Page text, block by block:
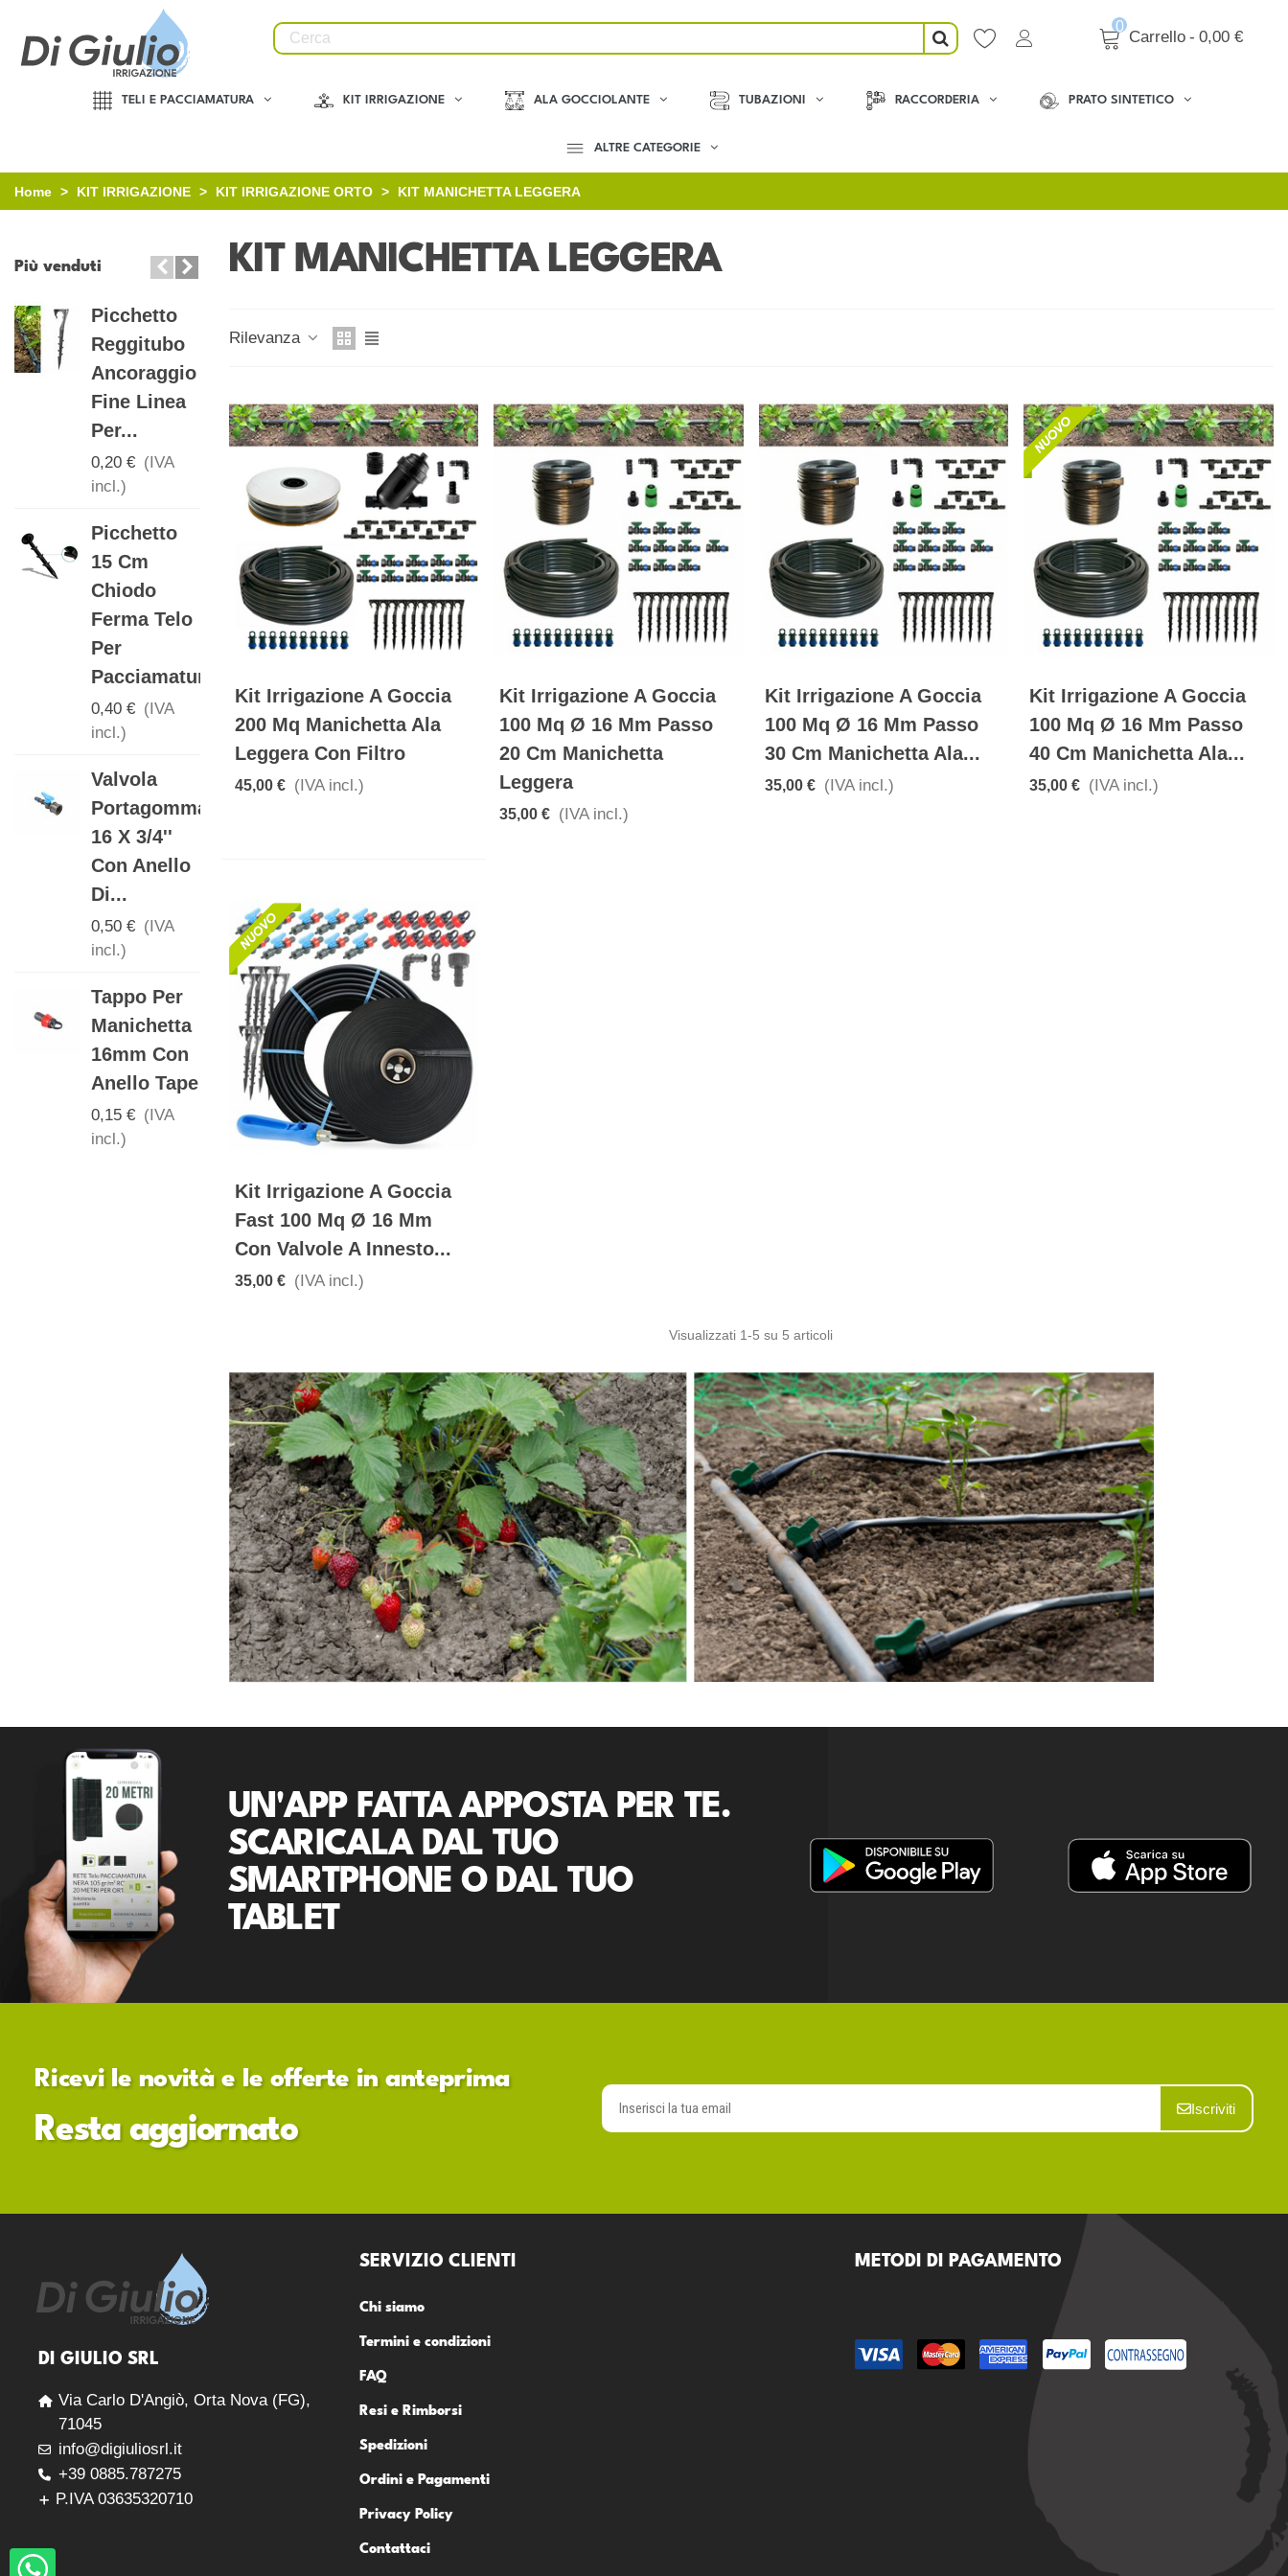
0
Carrello - 0,00 €
TELI E PACCIAMATURA KIT IRRIGAZIONE ALA GOCCIOLANTE TUBAZIONI RACCORDERIA PRATO SINTETICO
ALTRE CATEGORIE
Home > KIT IRRIGAZIONE > KIT IRRIGAZIONE ORTO > KIT MANICHETTA LEGGERA
Più venduti
Picchetto
Reggitubo
Ancoraggio
Fine Linea
Per...
0,20 € (IVA
incl.)
Picchetto
15 Cm
Chiodo
Ferma Telo
Per
Pacciamatura
0,40 € (IVA
incl.)
Valvola
Portagomma
16 X 3/4''
Con Anello
Di...
0,50 € (IVA
incl.)
Tappo Per
Manichetta
16mm Con
Anello Tape
0,15 € (IVA
incl.)
Portagomma
Maschio PP
Per...
incl.)
Manicotto
Per
Manichetta
16mm Con
Anello Tape
incl.)
Gomito
Portagomma
incl.)
Valvola Per
Manichetta
16 X 3/4
Con Anello
Tape
0,50 € (IVA
incl.)
KIT MANICHETTA LEGGERA
Rilevanza
Kit Irrigazione A Goccia
200 Mq Manichetta Ala
Leggera Con Filtro
45,00 € (IVA incl.)
Kit Irrigazione A Goccia
100 Mq Ø 16 Mm Passo
20 Cm Manichetta
Leggera
35,00 € (IVA incl.)
Kit Irrigazione A Goccia
100 Mq Ø 16 Mm Passo
30 Cm Manichetta Ala...
35,00 € (IVA incl.)
Kit Irrigazione A Goccia
100 Mq Ø 16 Mm Passo
40 Cm Manichetta Ala...
35,00 € (IVA incl.)
Kit Irrigazione A Goccia
Fast 100 Mq Ø 16 Mm
Con Valvole A Innesto...
35,00 € (IVA incl.)
Visualizzati 1-5 su 5 articoli
UN'APP FATTA APPOSTA PER TE.
SCARICALA DAL TUO
SMARTPHONE O DAL TUO
TABLET
Ricevi le novità e le offerte in anteprima
Resta aggiornato
Iscriviti
DI GIULIO SRL
Via Carlo D'Angiò, Orta Nova (FG),
71045
info@digiuliosrl.it
+39 0885.787275
P.IVA 03635320710
SERVIZIO CLIENTI
Chi siamo
Termini e condizioni
FAQ
Resi e Rimborsi
Spedizioni
Ordini e Pagamenti
Privacy Policy
Contattaci
METODI DI PAGAMENTO